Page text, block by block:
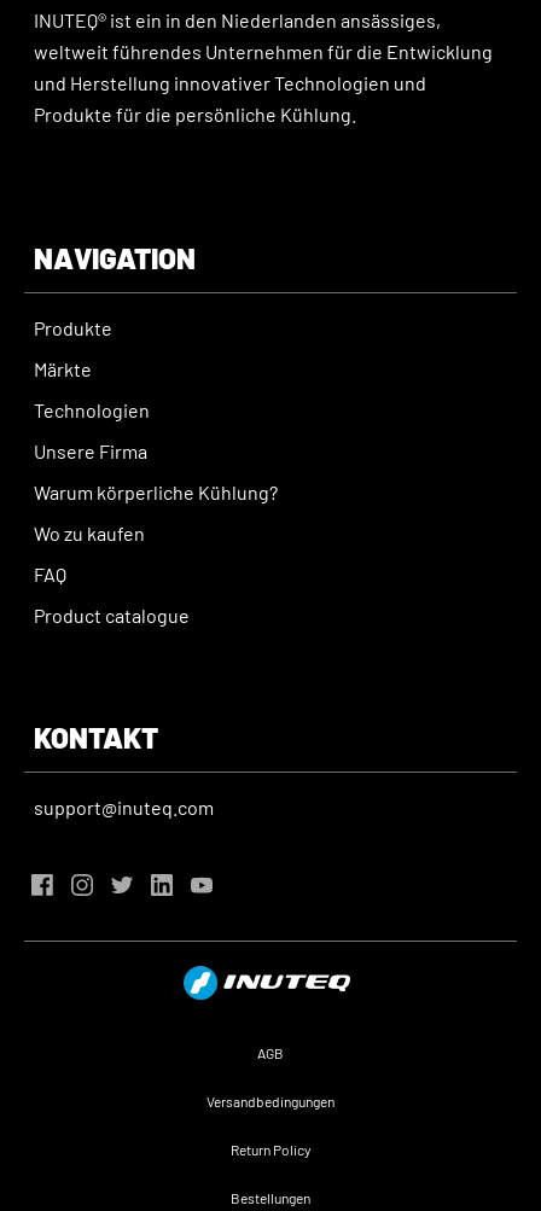
INUTEQ® ist ein in den Niederlanden ansässiges,
weltweit führendes Unternehmen für die Entwicklung
und Herstellung innovativer Technologien und
Produkte für die persönliche Kühlung.
NAVIGATION
Produkte
Märkte
Technologien
Unsere Firma
Warum körperliche Kühlung?
Wo zu kaufen
FAQ
Product catalogue
KONTAKT
support@inuteq.com
AGB
Versandbedingungen
Return Policy
Bestellungen